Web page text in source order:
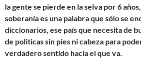
la gente se pierde en la selva por 6
soberanía es una palabra que sólo se
diccionarios, ese país que necesita de
de politicas sin pies ni cabeza para
verdadero sentido hacia el que va.